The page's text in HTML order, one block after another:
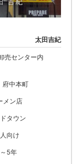
太田吉紀
売センター内
府中本町
メン店
タウン
向け
5年